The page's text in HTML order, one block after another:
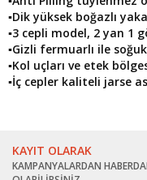
▪Dik yüksek boğazlı yaka
▪3 cepli model, 2 yan 1
▪Gizli fermuarlı ile
▪Kol uçları ve etek
▪İç cepler kaliteli jarse
KAYIT OLARAK
KAMPANYALARDAN